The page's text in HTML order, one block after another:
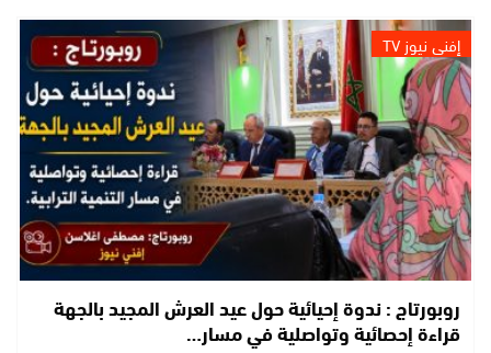
إفني نيوز TV
روبورتاج : ندوة إحيائية حول عيد العرش المجيد بالجهة
قراءة إحصائية وتواصلية في مسار…